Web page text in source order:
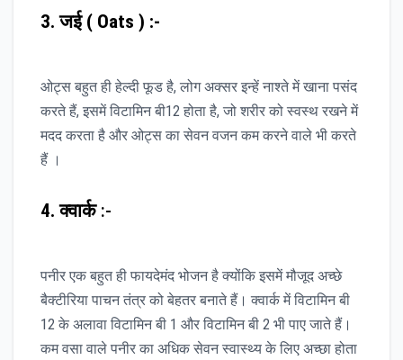
3. जई ( Oats ) :-
ओट्स बहुत ही हेल्दी फूड है, लोग अक्सर इन्हें नाश्ते में खाना पसंद
करते हैं, इसमें विटामिन बी12 होता है, जो शरीर को स्वस्थ रखने में
मदद करता है और ओट्स का सेवन वजन कम करने वाले भी करते
हैं ।
4. क्वार्क:-
पनीर एक बहुत ही फायदेमंद भोजन है क्योंकि इसमें मौजूद अच्छे
बैक्टीरिया पाचन तंत्र को बेहतर बनाते हैं। क्वार्क में विटामिन बी
12 के अलावा विटामिन बी 1 और विटामिन बी 2 भी पाए जाते हैं।
कम वसा वाले पनीर का अधिक सेवन स्वास्थ्य के लिए अच्छा होता